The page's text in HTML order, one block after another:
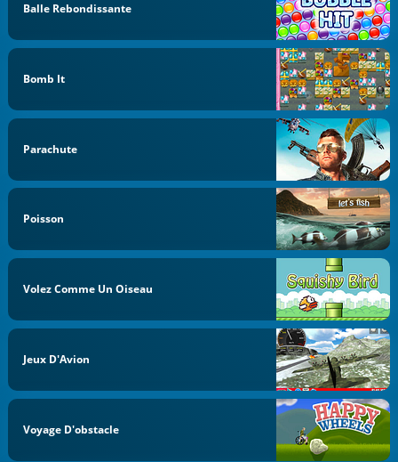
Balle Rebondissante
Bomb It
Parachute
Poisson
Volez Comme Un Oiseau
Jeux D'Avion
Voyage D'obstacle